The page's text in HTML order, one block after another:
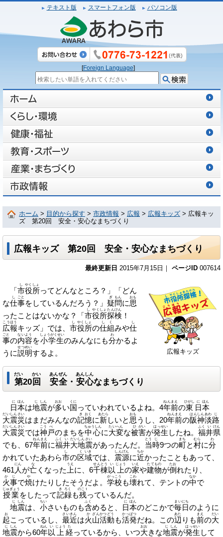
テキスト版 スマートフォン版 パソコン版
[Foreign Language]
ホーム > 目的から探す > 市政情報 > 広報 > 広報キッズ > 広報キッ
ズ 第20回 安全・安心なまちづくり
広報キッズ 第20回 安全・安心なまちづくり
最終更新日 2015年7月15日｜ ページID 007614
広報キッズ
「 市
し
役
やく
所
しょ
ってどんなところ？」「どん
な仕
し
事
ごと
をしているんだろう？」 疑
ぎ
問
もん
に思
おも
ったことはないかな？「 市
し
役所
やくしょ
探検
たんけん
！
広報
こうほう
キッズ」では、 市
し
役
やく
所
しょ
の仕組
しく
みや仕
し
事
ごと
の内容
ないよう
を小学生
しょうがくせい
のみんなにも分
わ
かるよ
うに説明
せつめい
するよ。
第
だい
20回
かい
安全
あんぜん
・ 安心
あんしん
なまちづくり
日
に
本
ほん
は地
じ
震
しん
が多
おお
い 国
くに
っていわれているよね。4年前
ねんまえ
の東
ひがし
日
に
本
ほん
大震災
だいしんさい
はまだみんなの記
き
憶
おく
に新
あたら
しいと 思
おも
うし、20年前
ねんまえ
の阪神
はんしん
淡
あわ
路
じ
大震災
だいしんさい
では神
こう
戸
べ
のまちを中心
ちゅうしん
に大変
たいへん
な被
ひ
害
がい
が発生
はっせい
したね。 福
ふく
井
い
県
けん
でも、67年前
ねんまえ
に福
ふく
井
い
大地震
だいしんさい
があったんだ。 当
とう
時
じ
9つの町
まち
と村
むら
に分
わ
かれていたあわら市
し
の区
く
域
いき
では、 震源
しんげん
に近
ちか
かったこともあって、
461 人
にん
が亡
な
くなった 上
うえ
に、6千棟
せんとう
以
い
上
じょう
の家
いえ
や建物
たてもの
が倒
たお
れたり、
火事
かじ
で焼
や
けたりしたそうだよ。 学校
がっこう
も壊
こわ
れて、テントの中
なか
で
授業
じゅぎょう
をしたって記
き
録
ろく
も残
のこｔ
っているんだ。
地
じ
震
しん
は、 小
ちい
さいものも含
ふく
めると、 日
に
本
ほん
のどこかで毎日
まいにち
のように
起
お
こっているし、 最近
さいきん
は火
か
山活動
ざんかつどう
も活発
かっぱつ
だね。この辺
あた
りも前
まえ
の大
だい
地
じ
震
しん
から60年
ねん
以
い
上
じょう
経
た
っているから、いつ大
おお
きな地
じ
震
しん
が発生
はっせい
して